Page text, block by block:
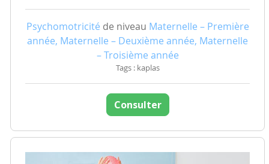
Psychomotricité de niveau Maternelle – Première
année, Maternelle – Deuxième année, Maternelle
– Troisième année
Tags : kaplas
Consulter